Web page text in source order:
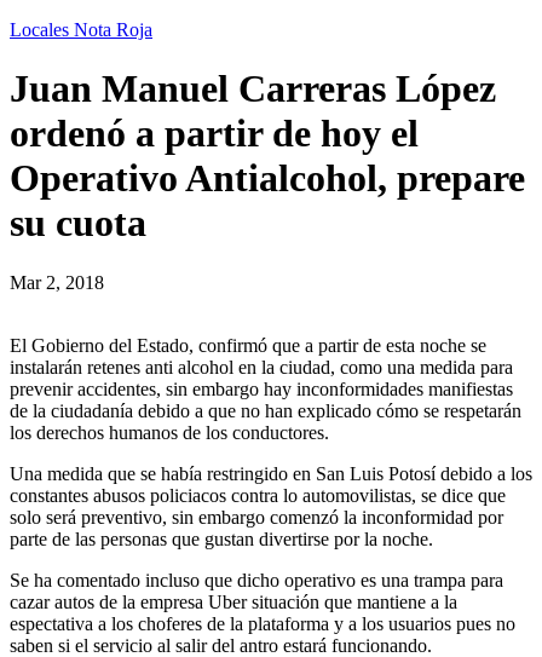
Locales Nota Roja
Juan Manuel Carreras López
ordenó a partir de hoy el
Operativo Antialcohol, prepare
su cuota
Mar 2, 2018
El Gobierno del Estado, confirmó que a partir de esta noche se
instalarán retenes anti alcohol en la ciudad, como una medida para
prevenir accidentes, sin embargo hay inconformidades manifiestas
de la ciudadanía debido a que no han explicado cómo se respetarán
los derechos humanos de los conductores.
Una medida que se había restringido en San Luis Potosí debido a los
constantes abusos policiacos contra lo automovilistas, se dice que
solo será preventivo, sin embargo comenzó la inconformidad por
parte de las personas que gustan divertirse por la noche.
Se ha comentado incluso que dicho operativo es una trampa para
cazar autos de la empresa Uber situación que mantiene a la
espectativa a los choferes de la plataforma y a los usuarios pues no
saben si el servicio al salir del antro estará funcionando.